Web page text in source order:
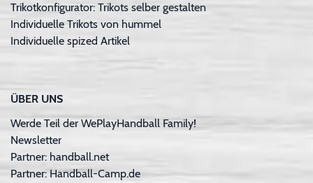
Trikotkonfigurator: Trikots selber gestalten
Individuelle Trikots von hummel
Individuelle spized Artikel
ÜBER UNS
Werde Teil der WePlayHandball Family!
Newsletter
Partner: handball.net
Partner: Handball-Camp.de